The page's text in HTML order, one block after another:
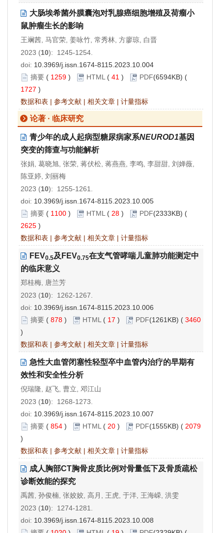
大肠埃希菌外膜囊泡对乳腺癌细胞增殖及荷瘤小
鼠肿瘤生长的影响
王斓茜, 马官荣, 姜咏竹, 常秀林, 方廖琼, 白晋
2023 (10): 1245-1254.
doi: 10.3969/j.issn.1674-8115.2023.10.004
摘要 ( 1259 ) HTML ( 41 ) PDF(6594KB) (
1727 )
数据和表 | 参考文献 | 相关文章 | 计量指标
论著 · 临床研究
青少年的成人起病型糖尿病家系NEUROD1基因
突变的筛查与功能解析
张娟, 葛晓旭, 张荣, 蒋伏松, 蒋燕燕, 李鸣, 李甜甜, 刘婵薇,
陈亚婷, 刘丽梅
2023 (10): 1255-1261.
doi: 10.3969/j.issn.1674-8115.2023.10.005
摘要 ( 1100 ) HTML ( 28 ) PDF(2333KB) (
2625 )
数据和表 | 参考文献 | 相关文章 | 计量指标
FEV0.5及FEV0.75在支气管哮喘儿童肺功能测定中
的临床意义
郑桂梅, 唐兰芳
2023 (10): 1262-1267.
doi: 10.3969/j.issn.1674-8115.2023.10.006
摘要 ( 878 ) HTML ( 17 ) PDF(1261KB) ( 3460
)
数据和表 | 参考文献 | 相关文章 | 计量指标
急性大血管闭塞性轻型卒中血管内治疗的早期有
效性和安全性分析
倪瑞隆, 赵飞, 曹立, 邓江山
2023 (10): 1268-1273.
doi: 10.3969/j.issn.1674-8115.2023.10.007
摘要 ( 854 ) HTML ( 20 ) PDF(1555KB) ( 2079
)
数据和表 | 参考文献 | 相关文章 | 计量指标
成人胸部CT胸骨皮质比例对骨量低下及骨质疏松
诊断效能的探究
禹茜, 孙俊楠, 张姣姣, 高月, 王虎, 于洋, 王海嵘, 洪雯
2023 (10): 1274-1281.
doi: 10.3969/j.issn.1674-8115.2023.10.008